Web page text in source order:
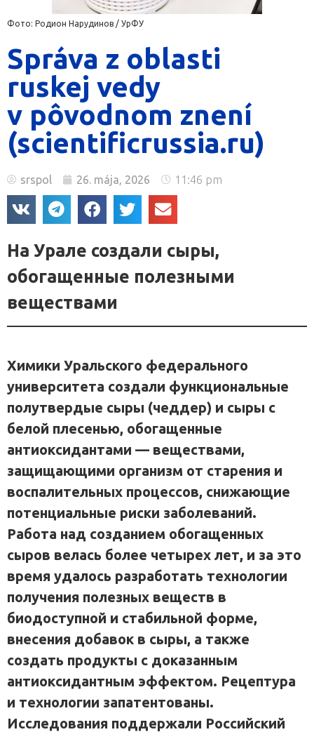
Фото: Родион Нарудинов / УрФУ
Správa z oblasti
ruskej vedy
v pôvodnom znení
(scientificrussia.ru)
srspol 26. mája, 2026 11:46 pm
На Урале создали сыры,
обогащенные полезными
веществами
Химики Уральского федерального
университета создали функциональные
полутвердые сыры (чеддер) и сыры с
белой плесенью, обогащенные
антиоксидантами — веществами,
защищающими организм от старения и
воспалительных процессов, снижающие
потенциальные риски заболеваний.
Работа над созданием обогащенных
сыров велась более четырех лет, и за это
время удалось разработать технологии
получения полезных веществ в
биодоступной и стабильной форме,
внесения добавок в сыры, а также
создать продукты с доказанным
антиоксидантным эффектом. Рецептура
и технологии запатентованы.
Исследования поддержали Российский